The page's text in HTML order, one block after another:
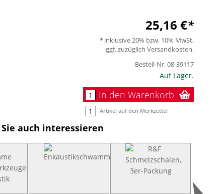
25,16 €
inklusive 20% bzw. 10% MwSt,
ggf. zuzüglich Versandkosten.
Bestell-Nr.08-39117
Auf Lager.
In den Warenkorb
Artikel auf den Merkzettel
auch interessieren